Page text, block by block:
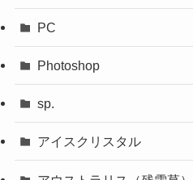
PC
Photoshop
sp.
アイスクリスタル